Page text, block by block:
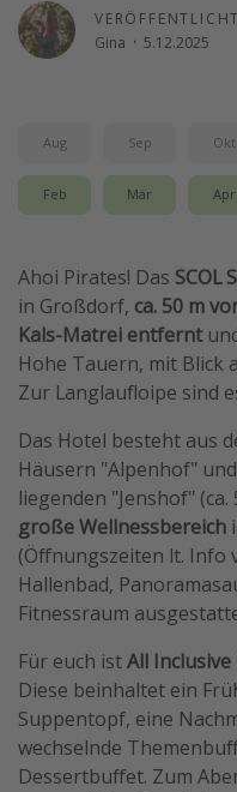
Digital Nomad Tipps
Beste Reiseziele 20225
Gina · 5.12.2025
Aug Sep Okt
Feb Mär Apr
Ahoi Pirates! Das SCOL
in Großdorf, ca. 50 m
Kals-Matrei entfernt
Hohe Tauern, mit Blick
Zur Langlaufloipe sind
Das Hotel besteht aus
Häusern "Alpenhof"
liegenden "Jenshof"
große Wellnessbereich
(Öffnungszeiten lt. Info
Hallenbad,
Fitnessraum
Für euch istAll
Diese beinhaltet ein
Suppentopf, eine
wechselnde
Dessertbuffet. Zum